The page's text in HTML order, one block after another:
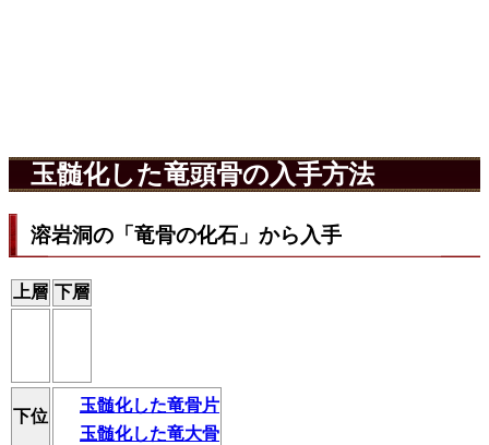
玉髄化した竜頭骨の入手方法
溶岩洞の「竜骨の化石」から入手
上層 下層
下位
玉髄化した竜骨片
玉髄化した竜大骨